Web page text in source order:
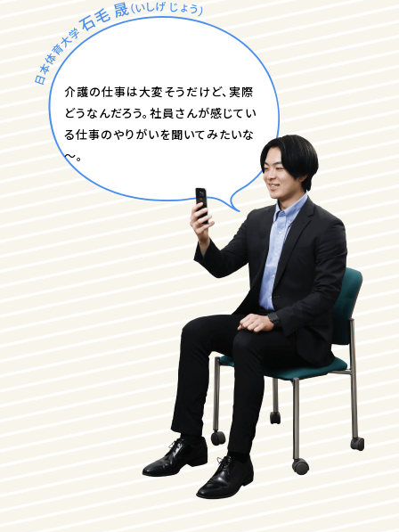
介護の仕事は大変そうだけど、実際
どうなんだろう。社員さんが感じてい
る仕事のやりがいを聞いてみたいな
～。